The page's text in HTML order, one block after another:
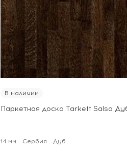
В наличии
Паркетная доска Tarkett Salsa
14 мм Сербия Дуб